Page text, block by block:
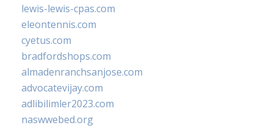
lewis-lewis-cpas.com
eleontennis.com
cyetus.com
bradfordshops.com
almadenranchsanjose.com
advocatevijay.com
adlibilimler2023.com
naswwebed.org